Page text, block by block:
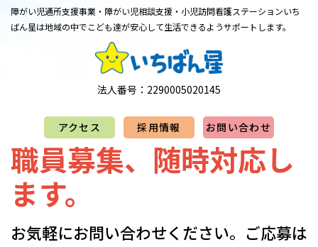
障がい児通所支援事業・障がい児相談支援・小児訪問看護ステーション​​​​​​​いち
ばん星は地域の中でこども達が安心して生活できるようサポートします。
法人番号：2290005020145
アクセス 採用情報 お問い合わせ
職員募集、随時対応し
ます。
お気軽にお問い合わせください。​​​​​​​​​ご応募は